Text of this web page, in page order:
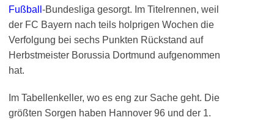
Fußball -Bundesliga gesorgt. Im Titelrennen, weil
der FC Bayern nach teils holprigen Wochen die
Verfolgung bei sechs Punkten Rückstand auf
Herbstmeister Borussia Dortmund aufgenommen
hat.
Im Tabellenkeller, wo es eng zur Sache geht. Die
größten Sorgen haben Hannover 96 und der 1.